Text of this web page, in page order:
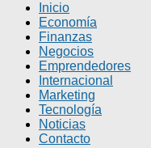
Inicio
Economía
Finanzas
Negocios
Emprendedores
Internacional
Marketing
Tecnología
Noticias
Contacto